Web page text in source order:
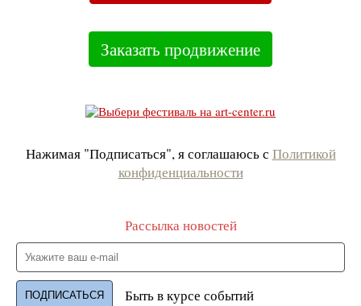
Заказать продвижение
Нажимая "Подписаться", я соглашаюсь с Политикой
конфиденциальности
Рассылка новостей
Быть в курсе событий